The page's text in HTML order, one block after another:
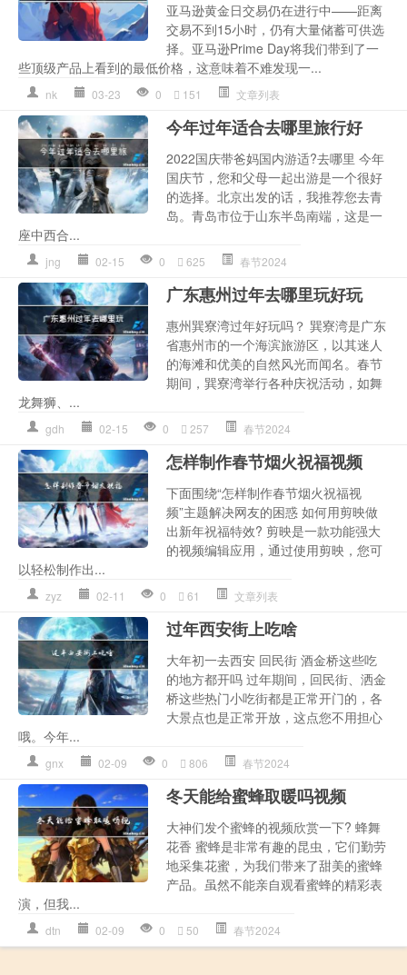
亚马逊黄金日交易仍在进行中——距离
交易不到15小时，仍有大量储蓄可供选
择。亚马逊Prime Day将我们带到了一
些顶级产品上看到的最低价格，这意味着不难发现一...
nk 03-23 0 151 文章列表
今年过年适合去哪里旅行好
2022国庆带爸妈国内游适?️去哪里 今年
国庆节，您和父母一起出游是一个很好
的选择。北京出发的话，我推荐您去青
岛。青岛市位于山东半岛南端，这是一
座中西合...
jng 02-15 0 625 春节2024
广东惠州过年去哪里玩好玩
惠州巽寮湾过年好玩吗？ 巽寮湾是广东
省惠州市的一个海滨旅游区，以其迷人
的海滩和优美的自然风光而闻名。春节
期间，巽寮湾举行各种庆祝活动，如舞
龙舞狮、...
gdh 02-15 0 257 春节2024
怎样制作春节烟火祝福视频
下面围绕“怎样制作春节烟火祝福视
频”主题解决网友的困惑 如何用剪映做
出新年祝福特效? 剪映是一款功能强大
的视频编辑应用，通过使用剪映，您可
以轻松制作出...
zyz 02-11 0 61 文章列表
过年西安街上吃啥
大年初一去西安 回民街 酒金桥这些吃
的地方都开吗 过年期间，回民街、洒金
桥这些热门小吃街都是正常开门的，各
大景点也是正常开放，这点您不用担心
哦。今年...
gnx 02-09 0 806 春节2024
冬天能给蜜蜂取暖吗视频
大神们发个蜜蜂的视频欣赏一下? 蜂舞
花香 蜜蜂是非常有趣的昆虫，它们勤劳
地采集花蜜，为我们带来了甜美的蜜蜂
产品。虽然不能亲自观看蜜蜂的精彩表
演，但我...
dtn 02-09 0 50 春节2024